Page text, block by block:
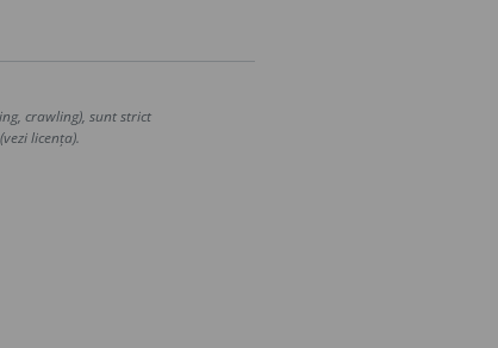
crawling), sunt strict
licența).